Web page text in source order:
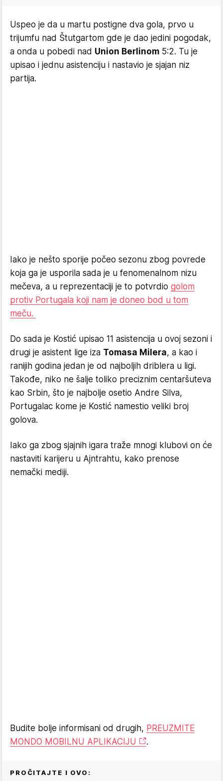
Uspeo je da u martu postigne dva gola, prvo u
trijumfu nad Štutgartom gde je dao jedini pogodak,
a onda u pobedi nad Union Berlinom 5:2. Tu je
upisao i jednu asistenciju i nastavio je sjajan niz
partija.
Iako je nešto sporije počeo sezonu zbog povrede
koja ga je usporila sada je u fenomenalnom nizu
mečeva, a u reprezentaciji je to potvrdio golom
protiv Portugala koji nam je doneo bod u tom
meču.
Do sada je Kostić upisao 11 asistencija u ovoj sezoni i
drugi je asistent lige iza Tomasa Milera, a kao i
ranijih godina jedan je od najboljih driblera u ligi.
Takođe, niko ne šalje toliko preciznim centaršuteva
kao Srbin, što je najbolje osetio Andre Silva,
Portugalac kome je Kostić namestio veliki broj
golova.
Iako ga zbog sjajnih igara traže mnogi klubovi on će
nastaviti karijeru u Ajntrahtu, kako prenose
nemački mediji.
Budite bolje informisani od drugih, PREUZMITE
MONDO MOBILNU APLIKACIJU
.
PROČITAJTE I OVO: